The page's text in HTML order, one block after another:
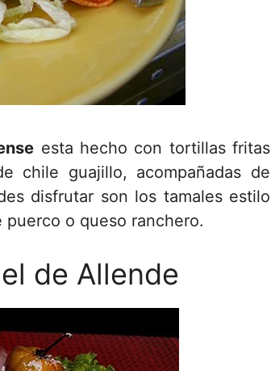
esta hecho con tortillas fritas
chile guajillo, acompañadas de
disfrutar son los tamales estilo
o queso ranchero.
de Allende